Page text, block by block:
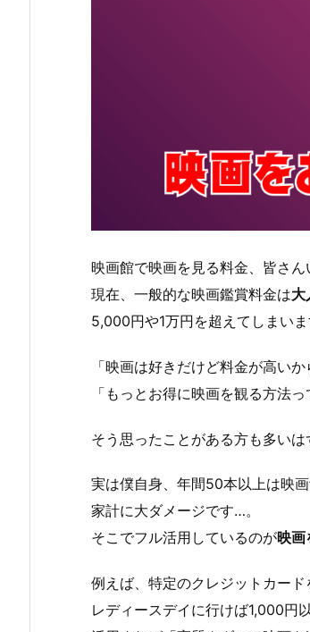
を
お
得
2.
O
O
マ
×
セ
映画館で映画を見る料金、皆さ
現在、一般的な映画鑑賞料金は大
5,000円や1万円を超えてしまいま
「映画は好きだけど料金が高い
「もっとお得に映画を観る方法っ
そう思ったことがある方も多いは
実は僕自身、年間50本以上は映
家計に大ダメージです…。
そこでフル活用しているのが映画
例えば、特定のクレジットカー
レディースデイに行けば1,000円